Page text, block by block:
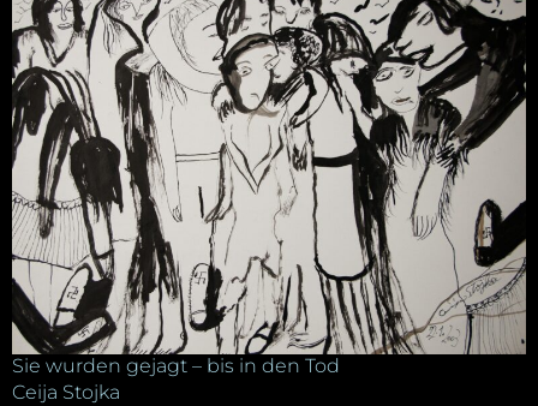
Sie wurden gejagt – bis in den Tod
Ceija Stojka